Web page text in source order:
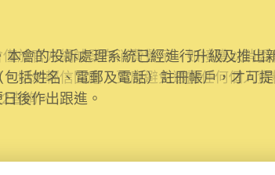
會的投訴處理系統已經進行升級及推出
括姓名、電郵及電話）註冊帳戶，才可
後作出跟進。